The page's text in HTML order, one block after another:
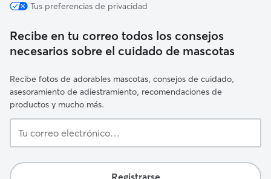
Tus preferencias de privacidad
Recibe en tu correo todos los consejos
necesarios sobre el cuidado de mascotas
Recibe fotos de adorables mascotas, consejos de cuidado,
asesoramiento de adiestramiento, recomendaciones de
productos y mucho más.
correo
Registrarse